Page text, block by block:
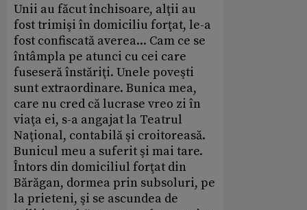
Unii au făcut închisoare, alţii au
fost trimişi în domiciliu forţat, le-a
fost confiscată averea... Cam ce se
întâmpla pe atunci cu cei care
fuseseră înstăriţi. Unele poveşti
sunt extraordinare. Bunica mea,
care nu cred că lucrase vreo zi în
viaţa ei, s-a angajat la Teatrul
Naţional, contabilă şi croitoreasă.
Bunicul meu a suferit şi mai tare.
Întors din domiciliul forţat din
Bărăgan, dormea prin subsoluri, pe
la prieteni, şi se ascundea de